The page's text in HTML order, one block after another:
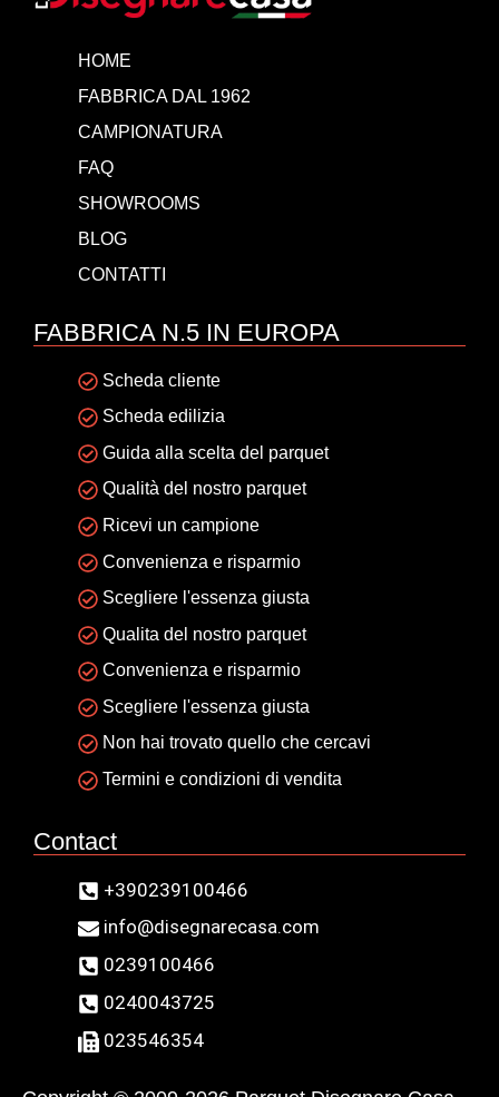
HOME
FABBRICA DAL 1962
CAMPIONATURA
FAQ
SHOWROOMS
BLOG
CONTATTI
FABBRICA N.5 IN EUROPA
Scheda cliente
Scheda edilizia
Guida alla scelta del parquet
Qualità del nostro parquet
Ricevi un campione
Convenienza e risparmio
Scegliere l'essenza giusta
Qualita del nostro parquet
Convenienza e risparmio
Scegliere l'essenza giusta
Non hai trovato quello che cercavi
Termini e condizioni di vendita
Contact
+390239100466
info@disegnarecasa.com
0239100466
0240043725
023546354